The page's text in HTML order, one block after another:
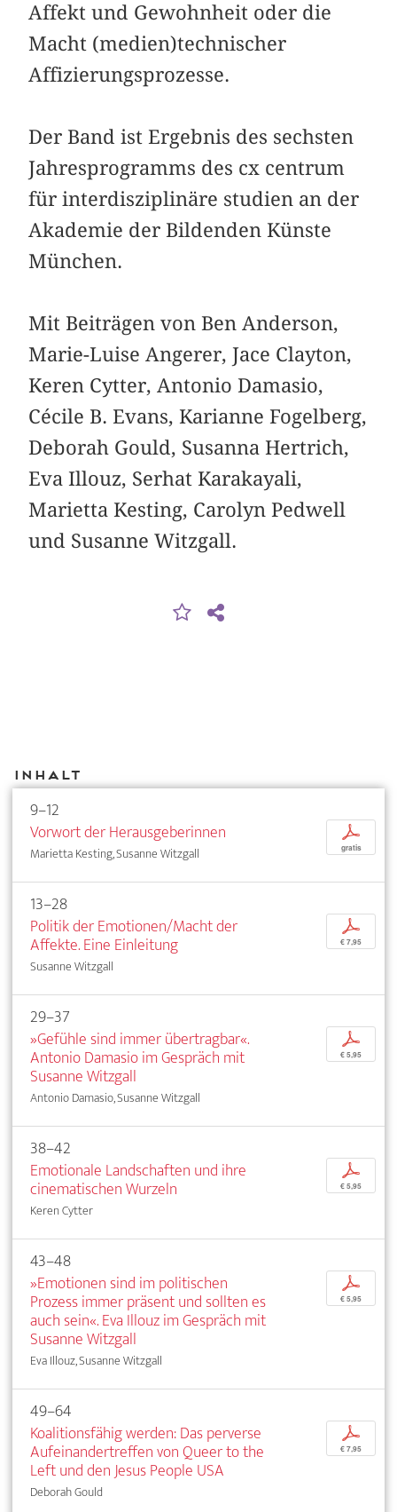
Affekt und Gewohnheit oder die
Macht (medien)technischer
Affizierungsprozesse.
Der Band ist Ergebnis des sechsten
Jahresprogramms des cx centrum
für interdisziplinäre studien an der
Akademie der Bildenden Künste
München.
Mit Beiträgen von Ben Anderson,
Marie-Luise Angerer, Jace Clayton,
Keren Cytter, Antonio Damasio,
Cécile B. Evans, Karianne Fogelberg,
Deborah Gould, Susanna Hertrich,
Eva Illouz, Serhat Karakayali,
Marietta Kesting, Carolyn Pedwell
und Susanne Witzgall.
Inhalt
9–12
Vorwort der Herausgeberinnen
Marietta Kesting, Susanne Witzgall
p
gratis
13–28
Politik der Emotionen/Macht der
Affekte. Eine Einleitung
Susanne Witzgall
p
€ 7,95
29–37
»Gefühle sind immer übertragbar«.
Antonio Damasio im Gespräch mit
Susanne Witzgall
Antonio Damasio, Susanne Witzgall
p
€ 5,95
38–42
Emotionale Landschaften und ihre
cinematischen Wurzeln
Keren Cytter
p
€ 5,95
43–48
»Emotionen sind im politischen
Prozess immer präsent und sollten es
auch sein«. Eva Illouz im Gespräch mit
Susanne Witzgall
Eva Illouz, Susanne Witzgall
p
€ 5,95
49–64
Koalitionsfähig werden: Das perverse
Aufeinandertreffen von Queer to the
Left und den Jesus People USA
Deborah Gould
p
€ 7,95